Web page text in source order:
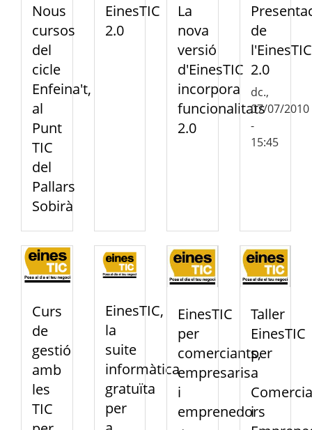
Nous
cursos
del
cicle
Enfeina't,
al
Punt
TIC
del
Pallars
Sobirà
EinesTIC
2.0
La
nova
versió
d'EinesTIC
incorpora
funcionalitats
2.0
de
l'EinesTIC
2.0
dc.,
07/07/2010
-
15:45
Curs
de
gestió
amb
les
TIC
EinesTIC,
la
suite
informàtica
gratuïta
per
EinesTIC
per
comerciants,
empresaris
i
emprenedors
Taller
EinesTIC
per
a
i